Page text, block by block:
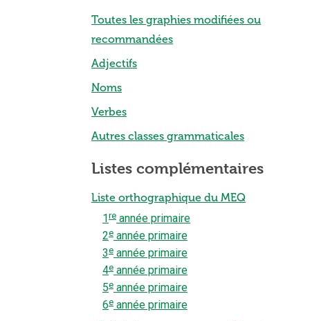
Toutes les graphies modifiées ou
recommandées
Adjectifs
Noms
Verbes
Autres classes grammaticales
Listes complémentaires
Liste orthographique du MEQ
1 re année primaire
2e année primaire
3e année primaire
4e année primaire
5e année primaire
6e année primaire